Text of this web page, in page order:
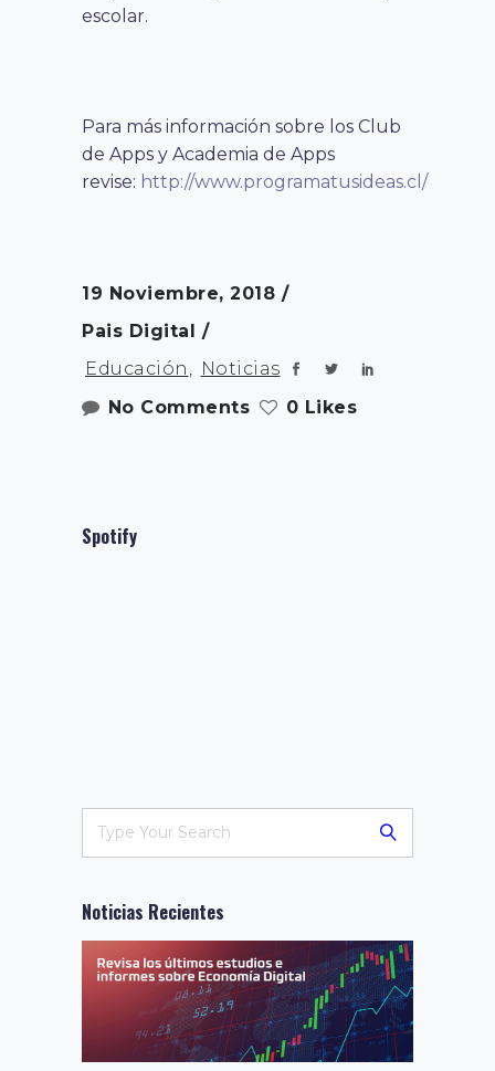
escolar.
Para más información sobre los Club
de Apps y Academia de Apps
revise: http://www.programatusideas.cl/
19 Noviembre, 2018
Pais Digital
Educación , Noticias
No Comments
0 Likes
Spotify
Noticias Recientes